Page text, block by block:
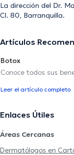
La dirección del Dr.
Cl. 80, Barranquilla.
Artículos
Botox
Conoce todos sus
Leer el artículo completo
Enlaces Útiles
Áreas Cercanas
Dermatólogos en